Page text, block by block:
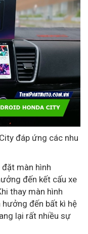
đáp ứng các nhu
đặt màn hình
đến kết cấu xe
thay màn hình
đến bất kì hệ
lại rất nhiều sự